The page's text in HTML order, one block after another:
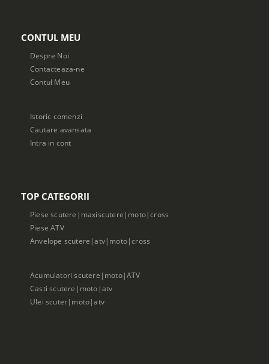
CONTUL MEU
Despre Noi
Contacteaza-ne
Contul Meu
Istoric comenzi
Cautare avansata
Intra in cont
TOP CATEGORII
Piese scutere|maxiscutere|moto|cross
Piese ATV
Anvelope scutere|atv|moto|cross
Acumulatori scutere|moto|ATV
Casti scutere|moto|atv
Ulei scuter|moto|atv